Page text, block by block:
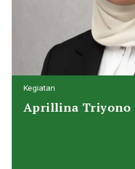
Kegiatan
Aprillina Triyono